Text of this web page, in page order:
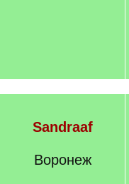
Sandraaf
Воронеж